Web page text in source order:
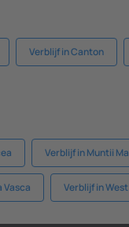
Verblijf in Canton
Verblijf in Muntii
Vasca Verblijf in